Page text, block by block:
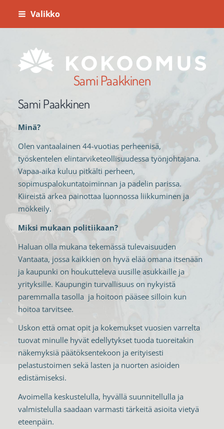
Siirry
Valikko
Sami Paakkinen
Sami Paakkinen
Minä?
Olen vantaalainen 44-vuotias perheenisä,
työskentelen elintarviketeollisuudessa työnjohtajana.
Vapaa-aika kuluu pitkälti perheen,
sopimuspalokuntatoiminnan ja padelin parissa.
Kiireistä arkea painottaa luonnossa liikkuminen ja
mökkeily.
Miksi mukaan politiikaan?
Haluan olla mukana tekemässä tulevaisuuden
Vantaata, jossa kaikkien on hyvä elää omana itsenään
ja kaupunki on houkutteleva uusille asukkaille ja
yrityksille. Kaupungin turvallisuus on nykyistä
paremmalla tasolla ja hoitoon pääsee silloin kun
hoitoa tarvitsee.
Uskon että omat opit ja kokemukset vuosien varrelta
tuovat minulle hyvät edellytykset tuoda tuoreitakin
näkemyksiä päätöksentekoon ja erityisesti
pelastustoimen sekä lasten ja nuorten asioiden
edistämiseksi.
Avoimella keskustelulla, hyvällä suunnitellulla ja
valmistelulla saadaan varmasti tärkeitä asioita vietyä
eteenpäin.